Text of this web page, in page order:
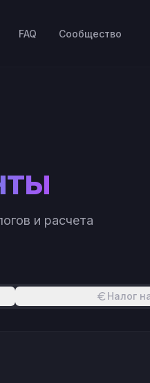
FAQ Сообщество
и расчета
Налог